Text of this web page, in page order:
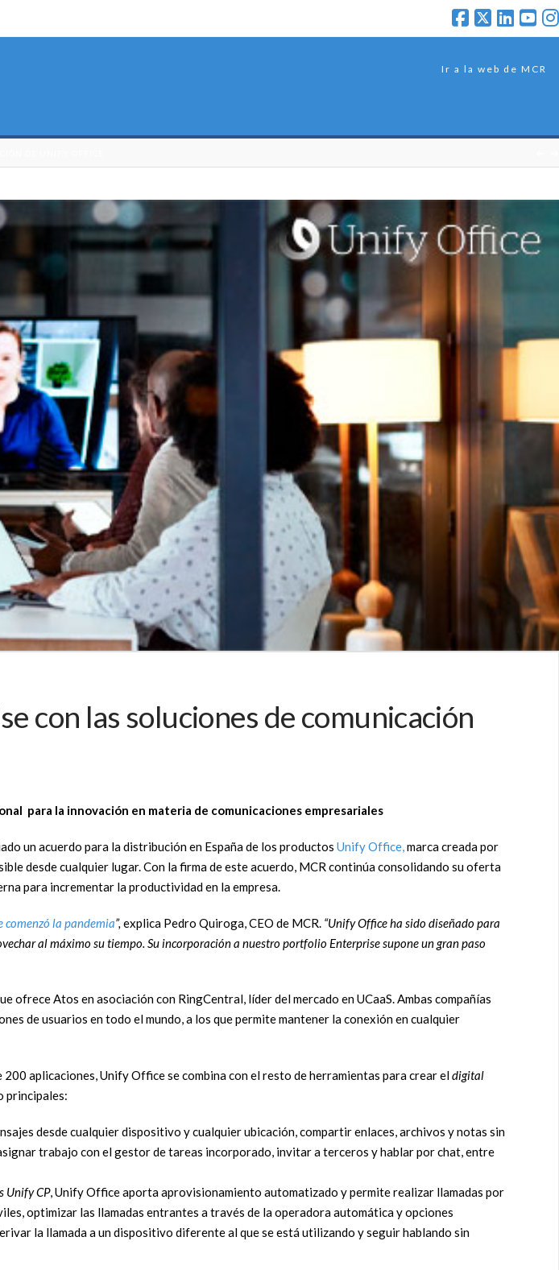
Ir a la web de MCR
con las soluciones de comunicación
para la innovación en materia de comunicaciones empresariales
un acuerdo para la distribución en España de los productos Unify Office,marca creada por
desde cualquier lugar. Con la firma de este acuerdo, MCR continúa consolidando su oferta
para incrementar la productividad en la empresa.
comenzó la pandemia”, explica Pedro Quiroga, CEO de MCR. “Unify Office ha sido diseñado para
al máximo su tiempo. Su incorporación a nuestro portfolio Enterprise supone un gran paso
Atos en asociación con RingCentral, líder del mercado en UCaaS. Ambas compañías
de usuarios en todo el mundo, a los que permite mantener la conexión en cualquier
aplicaciones, Unify Office se combina con el resto de herramientas para crear eldigital
principales:
desde cualquier dispositivo y cualquier ubicación, compartir enlaces, archivos y notas sin
trabajo con el gestor de tareas incorporado, invitar a terceros y hablar por chat, entre
Unify CP, Unify Office aporta aprovisionamiento automatizado y permite realizar llamadas por
optimizar las llamadas entrantes a través de la operadora automática y opciones
la llamada a un dispositivo diferente al que se está utilizando y seguir hablando sin